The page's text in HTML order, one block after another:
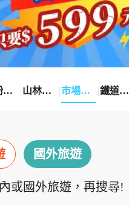
繽紛花漾季 山林輕旅行 市場最低價 鐵道觀光之旅
國外旅遊
或國外旅遊，再搜尋!